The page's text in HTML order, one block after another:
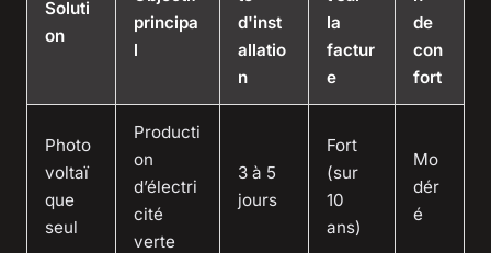
Soluti
on
principa
l
d'inst
allatio
n
la
factur
e
de
con
fort
Photo
voltaï
que
seul
Producti
on
d’électri
cité
verte
3 à 5
jours
Fort
(sur
10
ans)
Mo
dér
é